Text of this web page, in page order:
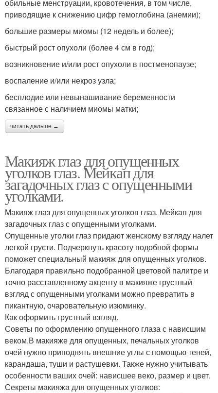
обильные менструации, кровотечения, в том числе,
приводящие к снижению цифр гемоглобина (анемии);
большие размеры миомы (12 недель и более);
быстрый рост опухоли (более 4 см в год);
возникновение и/или рост опухоли в постменопаузе;
воспаление и/или некроз узла;
бесплодие или невынашивание беременности
связанное с наличием миомы матки;
читать дальше →
Макияж глаз для опущенных
уголков глаз. Мейкап для
загадочных глаз с опущенными
уголками.
Макияж глаз для опущенных уголков глаз. Мейкап для
загадочных глаз с опущенными уголками.
Опущенные уголки глаз придают женскому взгляду налет
легкой грусти. Подчеркнуть красоту подобной формы
поможет специальный макияж для опущенных уголков.
Благодаря правильно подобранной цветовой палитре и
точно расставленному акценту в макияже грустный
взгляд с опущенными уголками можно превратить в
пикантную, очаровательную изюминку.
Как оформить грустный взгляд.
Советы по оформлению опущенного глаза с нависшим
веком.В макияже для опущенных, печальных уголков
очей нужно приподнять внешние углы с помощью теней,
карандаша, туши и растушевки. Также нужно учитывать
особенности ваших очей: нависшее веко, размер и цвет.
Секреты макияжа для опущенных уголков: